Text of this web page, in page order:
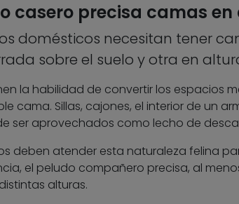
casero precisa camas
domésticos necesitan tener
sobre el suelo y otra en
la habilidad de convertir los espacios
cama. Sillas, cajones, el interior de un
ser aprovechados como lecho de
deben atender esta naturaleza felina
el peludo compañero precisa, al
alturas.